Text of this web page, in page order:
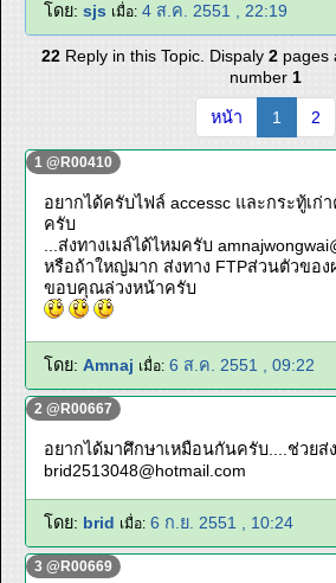
โดย: sjs เมื่อ: 4 ส.ค. 2551 , 22:19
22Reply in this Topic. Dispaly 2 pages
number 1
หน้า 1 2
1 @R00410
อยากได้ครับไฟล์ accessc และกระทู้เก่
ครับ
...ส่งทางเมล์ได้ไหมครับ
หรือถ้าใหญ่มาก ส่งทาง FTPส่วนตัวขอ
ขอบคุณล่วงหน้าครับ
โดย: Amnaj เมื่อ: 6 ส.ค. 2551 , 09:22
2 @R00667
อยากได้มาศึกษาเหมือนกันครับ....ช่วยส่
brid2513048@hotmail.com
โดย: brid เมื่อ: 6 ก.ย. 2551 , 10:24
3 @R00669